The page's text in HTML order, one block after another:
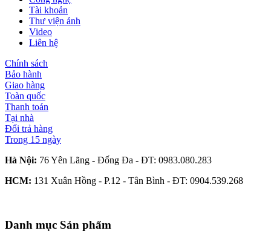
Tài khoản
Thư viện ảnh
Video
Liên hệ
Chính sách
Bảo hành
Giao hàng
Toàn quốc
Thanh toán
Tại nhà
Đổi trả hàng
Trong 15 ngày
Hà Nội: 76 Yên Lãng - Đống Đa - ĐT: 0983.080.283
HCM: 131 Xuân Hồng - P.12 - Tân Bình - ĐT: 0904.539.268
Danh mục Sản phẩm